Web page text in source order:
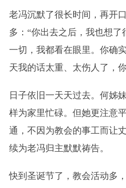
老冯沉默了很长时间，再开
多：“你出去之后，我也想
一切，我都看在眼里。你确
天我的话太重、太伤人了，
日子依旧一天天过去。何姊
样为家里忙碌。但她更注意
通，不因为教会的事工而让
续为老冯归主默默祷告。
快到圣诞节了，教会活动多